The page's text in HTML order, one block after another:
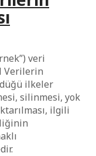
veri
Verilerin
ilkeler
silinmesi, yok
ilgili